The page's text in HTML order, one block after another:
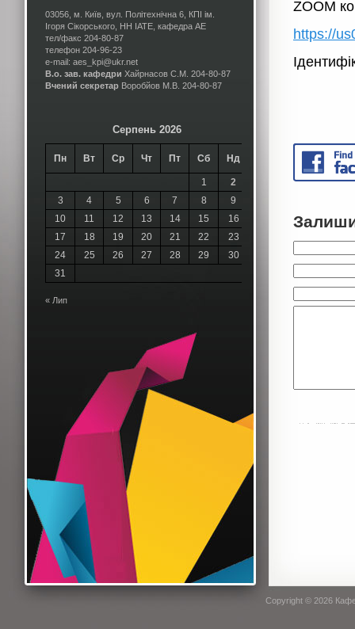
03056, м. Київ, вул. Політехнічна 6, КПІ ім.
Ігоря Сікорського, НН ІАТЕ, кафедра АЕ
тел/факс 204-80-87
телефон 204-96-23
e-mail: aes_kpi@ukr.net
В.о. зав. кафедри Хайрнасов С.М. 204-80-87
Вчений секретар Воробйов М.В. 204-80-87
Серпень 2026
Пн Вт Ср Чт Пт Сб Нд
1
2
3
4 5 6 7 8
9
10
11 12 13 14 15
16
17
18 19 20 21 22
23
24
25 26 27 28 29
30
31
« Лип
ZOOM
https://
Copyright © 2026